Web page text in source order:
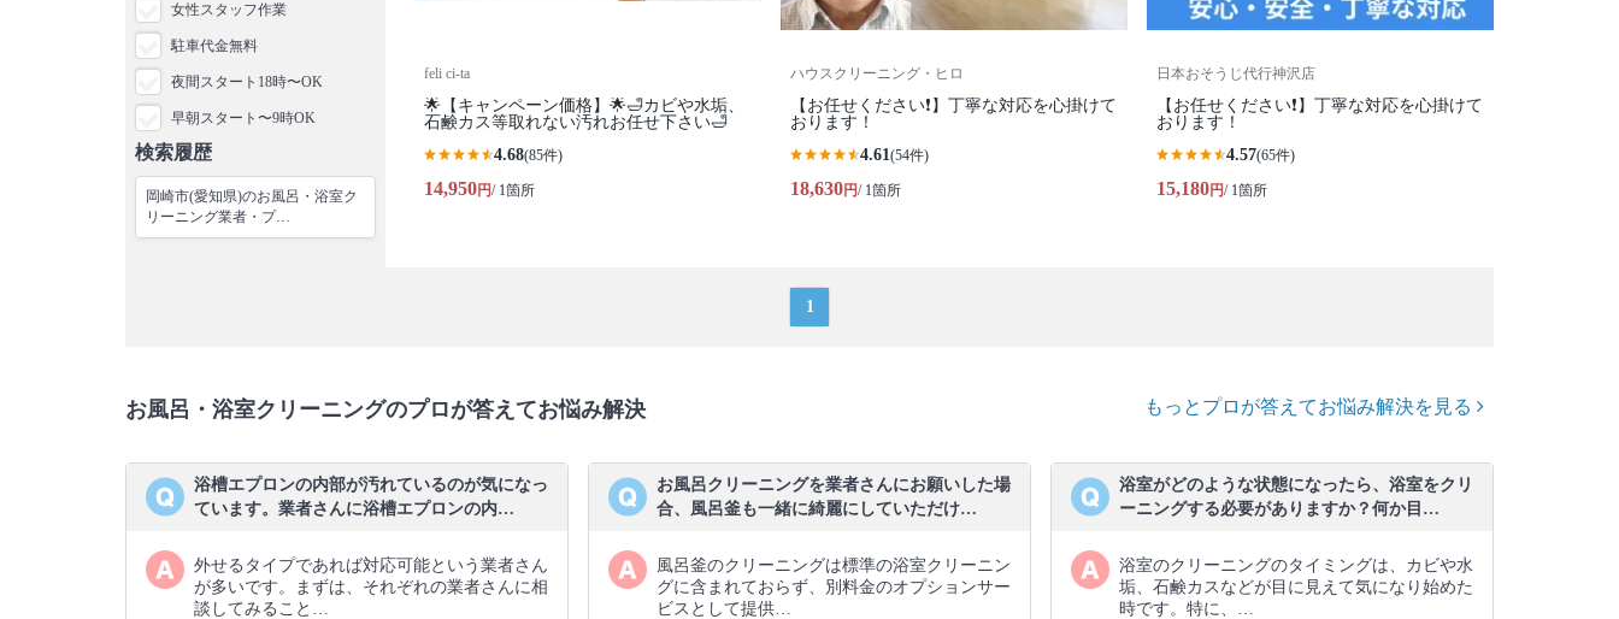
女性スタッフ作業
駐車代金無料
夜間スタート18時〜OK
早朝スタート〜9時OK
検索履歴
岡崎市(愛知県)のお風呂・浴室ク
リーニング業者・プ…
feli ci-ta
🌟【キャンペーン価格】🌟🛁カビや水垢、
石鹸カス等取れない汚れお任せ下さい🛁
4.68(85件)
14,950円/ 1箇所
ハウスクリーニング・ヒロ
【お任せください❗️】丁寧な対応を心掛けて
おります！
4.61(54件)
18,630円/ 1箇所
日本おそうじ代行神沢店
【お任せください❗️】丁寧な対応を心掛けて
おります！
4.57(65件)
15,180円/ 1箇所
1
お風呂・浴室クリーニングのプロが答えてお悩み解決 もっとプロが答えてお悩み解決を見る
浴槽エプロンの内部が汚れているのが気になっ
ています。業者さんに浴槽エプロンの内…
外せるタイプであれば対応可能という業者さん
が多いです。まずは、それぞれの業者さんに相
談してみること…
お風呂クリーニングを業者さんにお願いした場
合、風呂釜も一緒に綺麗にしていただけ…
風呂釜のクリーニングは標準の浴室クリーニン
グに含まれておらず、別料金のオプションサー
ビスとして提供…
浴室がどのような状態になったら、浴室をクリ
ーニングする必要がありますか？何か目…
浴室のクリーニングのタイミングは、カビや水
垢、石鹸カスなどが目に見えて気になり始めた
時です。特に、…